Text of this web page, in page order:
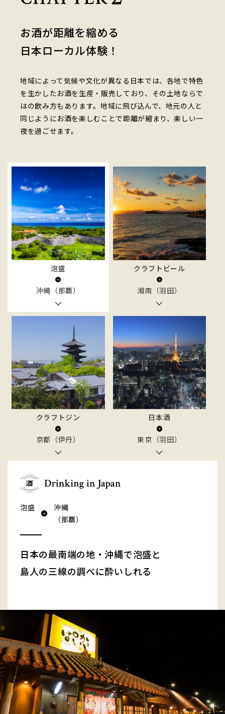
お酒が距離を縮める
日本ローカル体験！
地域によって気候や文化が異なる日本では、各地で特色
を生かしたお酒を生産・販売しており、その土地ならで
はの飲み方もあります。地域に飛び込んで、地元の人と
同じようにお酒を楽しむことで距離が縮まり、楽しい一
夜を過ごせます。
泡盛
沖縄（那覇）
クラフトビール
湘南（羽田）
クラフトジン
京都（伊丹）
日本酒
東京（羽田）
泡盛
沖縄
（那覇）
日本の最南端の地・沖縄で泡盛と
島人の三線の調べに酔いしれる